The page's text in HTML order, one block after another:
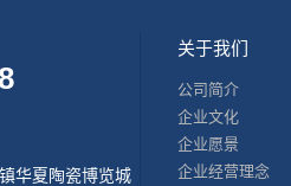
华夏陶瓷博览城
关于我们
公司简介
企业文化
企业愿景
企业经营理念